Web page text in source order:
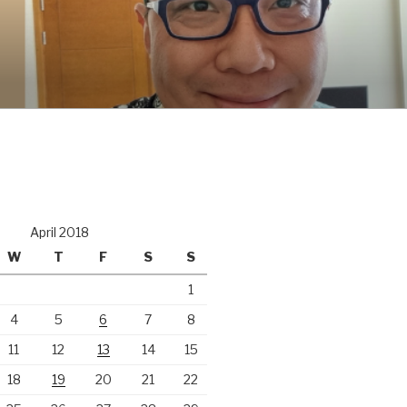
April 2018
W T F S S
1
4 5 6 7
8
11 12 13 14
15
18 19 20 21
22